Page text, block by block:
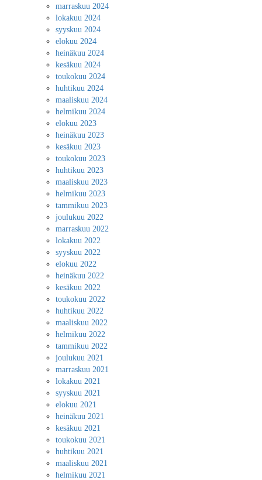
marraskuu 2024
lokakuu 2024
syyskuu 2024
elokuu 2024
heinäkuu 2024
kesäkuu 2024
toukokuu 2024
huhtikuu 2024
maaliskuu 2024
helmikuu 2024
elokuu 2023
heinäkuu 2023
kesäkuu 2023
toukokuu 2023
huhtikuu 2023
maaliskuu 2023
helmikuu 2023
tammikuu 2023
joulukuu 2022
marraskuu 2022
lokakuu 2022
syyskuu 2022
elokuu 2022
heinäkuu 2022
kesäkuu 2022
toukokuu 2022
huhtikuu 2022
maaliskuu 2022
helmikuu 2022
tammikuu 2022
joulukuu 2021
marraskuu 2021
lokakuu 2021
syyskuu 2021
elokuu 2021
heinäkuu 2021
kesäkuu 2021
toukokuu 2021
huhtikuu 2021
maaliskuu 2021
helmikuu 2021